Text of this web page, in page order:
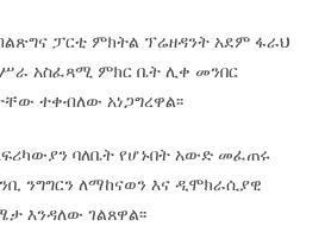
ፓርቲ ምክትል ፕሬዘዳንት አደም ፋራህ
ሥራ አስፈጻሚ ምክር ቤት ሊቀ መንበር
ተቀብለው አነጋግረዋል፡፡
ባለቤት የሆኑበት አውድ መፈጠሩ
ንግግርን ለማከናወን እና ዲሞክራሲያዊ
እንዳለው ገልጸዋል፡፡